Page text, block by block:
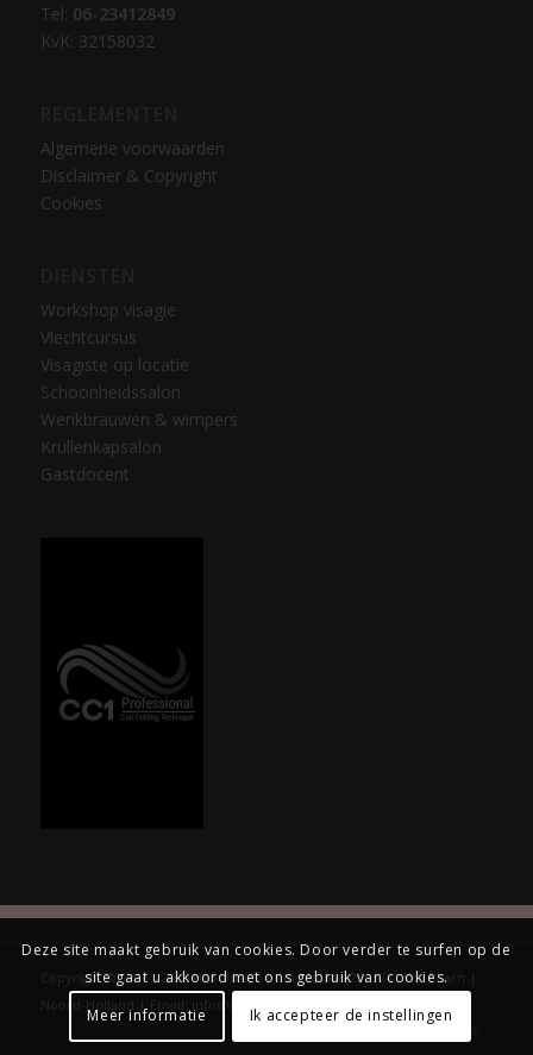
Tel: 06-23412849
KvK: 32158032
Algemene voorwaarden
Disclaimer & Copyright
Cookies
Workshop visagie
Vlechtcursus
Visagiste op locatie
Schoonheidssalon
Wenkbrauwen & wimpers
Krullenkapsalon
Gastdocent
Copyright © 1996 - 2026 Hairclusief | Lindenlaan 23, 3741 WN Baarn |
Noord-Holland | Email: info@hairclusief.nl |
Deze site maakt gebruik van cookies. Door verder te surfen op de
site gaat u akkoord met ons gebruik van cookies.
Meer informatie
Ik accepteer de instellingen